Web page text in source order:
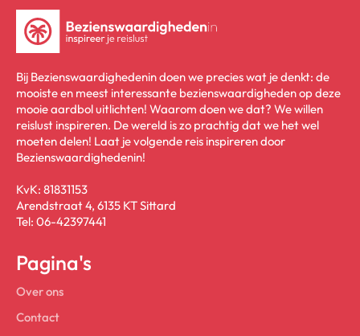
Bij Bezienswaardighedenin doen we precies wat je denkt: de
mooiste en meest interessante bezienswaardigheden op deze
mooie aardbol uitlichten! Waarom doen we dat? We willen
reislust inspireren. De wereld is zo prachtig dat we het wel
moeten delen! Laat je volgende reis inspireren door
Bezienswaardighedenin!
KvK: 81831153
Arendstraat 4, 6135 KT Sittard
Tel: 06-42397441
Pagina's
Over ons
Contact